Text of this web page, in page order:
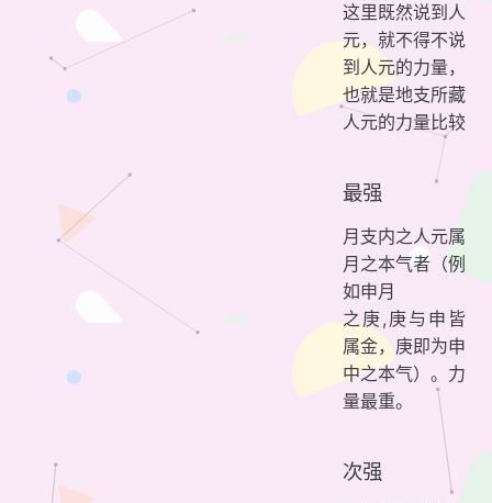
这里既然说到人
元，就不得不说
到人元的力量，
也就是地支所藏
人元的力量比较
最强
月支内之人元属
月之本气者（例
如申月
之庚,庚与申皆
属金，庚即为申
中之本气）。力
量最重。
次强